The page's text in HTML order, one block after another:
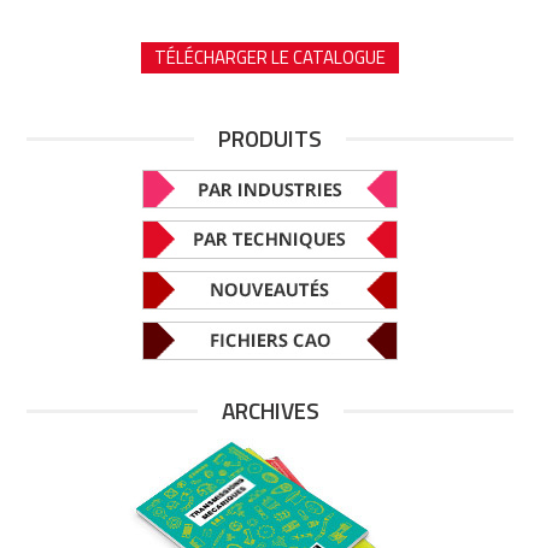
TÉLÉCHARGER LE CATALOGUE
PRODUITS
ARCHIVES